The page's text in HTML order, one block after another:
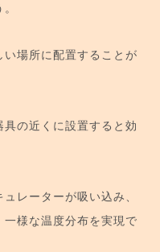
い場所に配置することが
の近くに設置すると効
レーターが吸い込み、
様な温度分布を実現で